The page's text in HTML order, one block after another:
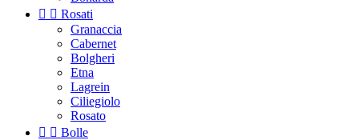
  Rosati
Granaccia
Cabernet
Bolgheri
Etna
Lagrein
Ciliegiolo
Rosato
  Bolle